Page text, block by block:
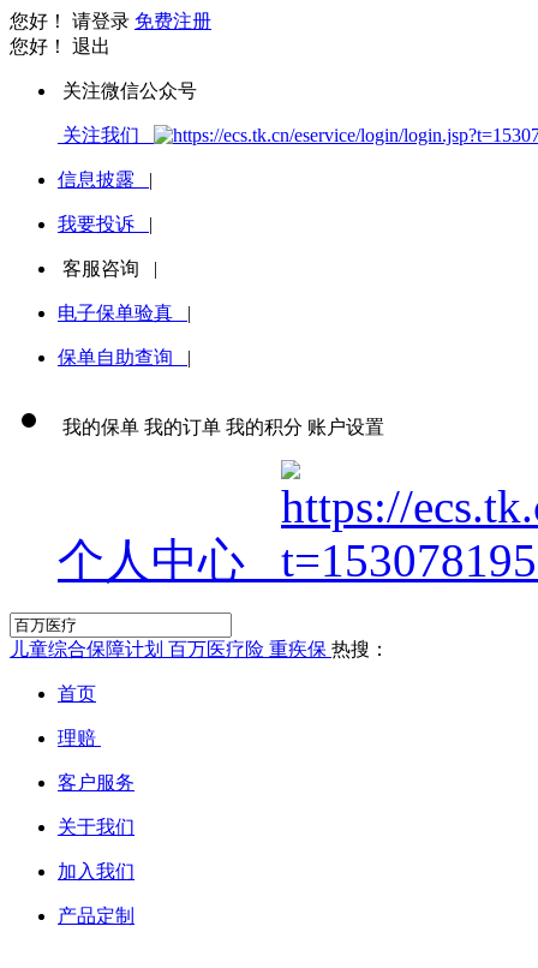
您好！ 请登录 免费注册
您好！ 退出
关注微信公众号
关注我们
信息披露 |
我要投诉 |
客服咨询 |
电子保单验真 |
保单自助查询 |
我的保单 我的订单 我的积分 账户设置
个人中心
儿童综合保障计划 百万医疗险 重疾保 热搜：
首页
理赔
客户服务
关于我们
加入我们
产品定制